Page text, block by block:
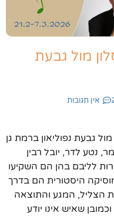
מול גבעת
אין תגובות
נערוך בסלון מול גבעת נפוליאון ברמת גן
נטע לדר, יובל רבין
לליבם בהן הם השקיעו
היסטורית הם בדרך
הצליל, המגע והתוצאה
שאיש אינו יודע